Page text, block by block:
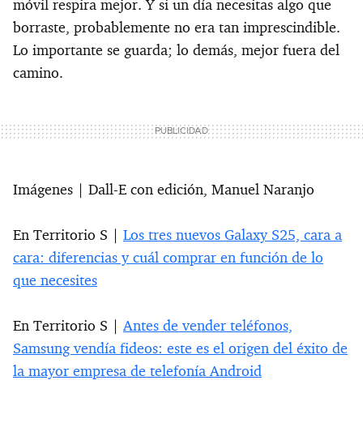
móvil respira mejor. Y si un día necesitas algo que
borraste, probablemente no era tan imprescindible.
Lo importante se guarda; lo demás, mejor fuera del
camino.
Imágenes | Dall-E con edición, Manuel Naranjo
En Territorio S | Los tres nuevos Galaxy S25, cara a
cara: diferencias y cuál comprar en función de lo
que necesites
En Territorio S |Antes de vender teléfonos,
Samsung vendía fideos: este es el origen del éxito de
la mayor empresa de telefonía Android